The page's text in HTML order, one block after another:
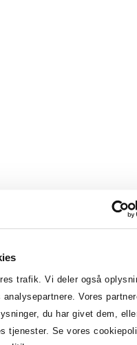
trafik. Vi deler også
Vores
du har givet dem,
tjenester. Se vores
få adgang til denne
og